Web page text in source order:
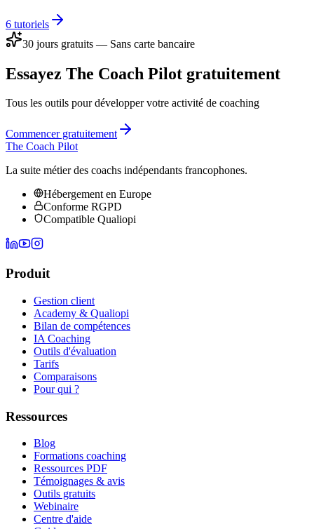
6 tutoriels
30 jours gratuits — Sans carte bancaire
Essayez The Coach Pilot gratuitement
Tous les outils pour développer votre activité de coaching
Commencer gratuitement
The Coach Pilot
La suite métier des coachs indépendants francophones.
Hébergement en Europe
Conforme RGPD
Compatible Qualiopi
Produit
Gestion client
Academy & Qualiopi
Bilan de compétences
IA Coaching
Outils d'évaluation
Tarifs
Comparaisons
Pour qui ?
Ressources
Blog
Formations coaching
Ressources PDF
Témoignages & avis
Outils gratuits
Webinaire
Centre d'aide